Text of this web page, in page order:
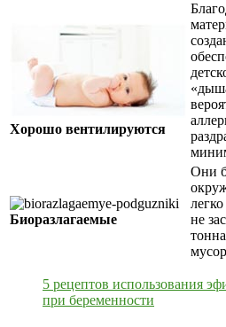
Хорошо вентилируются
Биоразлагаемые
Они
не
5 рецептов использования
при беременности